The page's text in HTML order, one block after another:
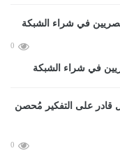
0
في شراء الشبكة
0